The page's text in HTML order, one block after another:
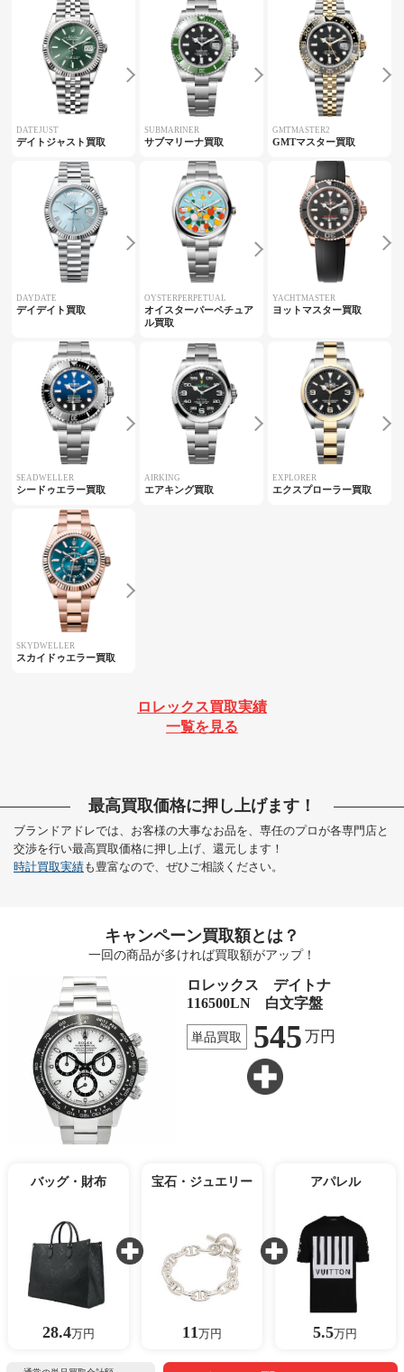
DATEJUST
デイトジャスト買取
SUBMARINER
サブマリーナ買取
GMTMASTER2
GMTマスター買取
DAYDATE
デイデイト買取
OYSTERPERPETUAL
オイスターパーペチュア
ル買取
YACHTMASTER
ヨットマスター買取
SEADWELLER
シードゥエラー買取
AIRKING
エアキング買取
EXPLORER
エクスプローラー買取
SKYDWELLER
スカイドゥエラー買取
ロレックス買取実績
一覧を見る
最高買取価格に押し上げます！
ブランドアドレでは、お客様の大事なお品を、専任のプロが各専門店と
交渉を行い最高買取価格に押し上げ、還元します！
時計買取実績も豊富なので、ぜひご相談ください。
キャンペーン買取額とは？
一回の商品が多ければ買取額がアップ！
ロレックス デイトナ
116500LN 白文字盤
単品買取 545 万円
バッグ・財布
28.4万円
宝石・ジュエリー
11万円
アパレル
5.5万円